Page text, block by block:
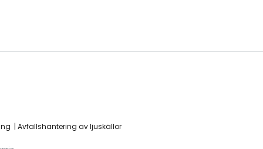
Avfallshantering av ljuskällor